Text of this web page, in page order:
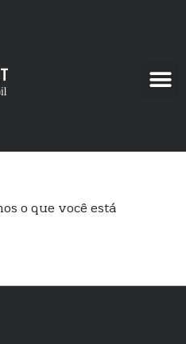
o que você está